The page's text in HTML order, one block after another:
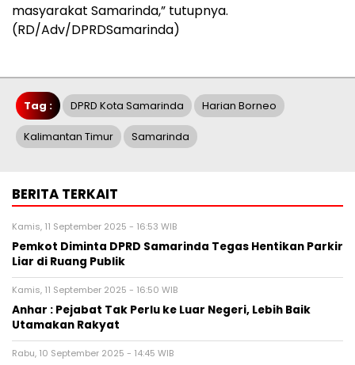
masyarakat Samarinda,” tutupnya.
(RD/Adv/DPRDSamarinda)
Tag : DPRD Kota Samarinda Harian Borneo
Kalimantan Timur Samarinda
BERITA TERKAIT
Kamis, 11 September 2025 - 16:53 WIB
Pemkot Diminta DPRD Samarinda Tegas Hentikan Parkir
Liar di Ruang Publik
Kamis, 11 September 2025 - 16:50 WIB
Anhar : Pejabat Tak Perlu ke Luar Negeri, Lebih Baik
Utamakan Rakyat
Rabu, 10 September 2025 - 14:45 WIB